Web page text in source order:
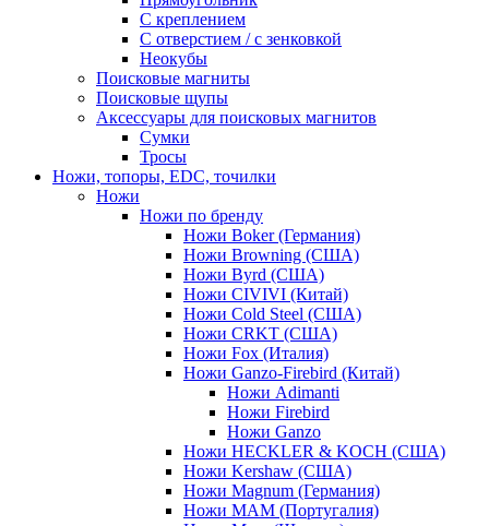
С креплением
С отверстием / с зенковкой
Неокубы
Поисковые магниты
Поисковые щупы
Аксессуары для поисковых магнитов
Сумки
Тросы
Ножи, топоры, EDC, точилки
Ножи
Ножи по бренду
Ножи Boker (Германия)
Ножи Browning (США)
Ножи Byrd (США)
Ножи CIVIVI (Китай)
Ножи Cold Steel (США)
Ножи CRKT (США)
Ножи Fox (Италия)
Ножи Ganzo-Firebird (Китай)
Ножи Adimanti
Ножи Firebird
Ножи Ganzo
Ножи HECKLER & KOCH (США)
Ножи Kershaw (США)
Ножи Magnum (Германия)
Ножи MAM (Португалия)